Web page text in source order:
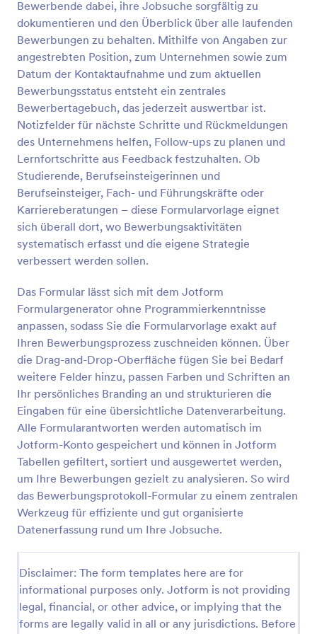
Bewerbende dabei, ihre Jobsuche sorgfältig zu
dokumentieren und den Überblick über alle laufenden
Bewerbungen zu behalten. Mithilfe von Angaben zur
angestrebten Position, zum Unternehmen sowie zum
Datum der Kontaktaufnahme und zum aktuellen
Bewerbungsstatus entsteht ein zentrales
Bewerbertagebuch, das jederzeit auswertbar ist.
Notizfelder für nächste Schritte und Rückmeldungen
des Unternehmens helfen, Follow-ups zu planen und
Lernfortschritte aus Feedback festzuhalten. Ob
Studierende, Berufseinsteigerinnen und
Berufseinsteiger, Fach- und Führungskräfte oder
Karriereberatungen – diese Formularvorlage eignet
sich überall dort, wo Bewerbungsaktivitäten
systematisch erfasst und die eigene Strategie
verbessert werden sollen.
Das Formular lässt sich mit dem Jotform
Formulargenerator ohne Programmierkenntnisse
anpassen, sodass Sie die Formularvorlage exakt auf
Ihren Bewerbungsprozess zuschneiden können. Über
die Drag-and-Drop-Oberfläche fügen Sie bei Bedarf
weitere Felder hinzu, passen Farben und Schriften an
Ihr persönliches Branding an und strukturieren die
Eingaben für eine übersichtliche Datenverarbeitung.
Alle Formularantworten werden automatisch im
Jotform-Konto gespeichert und können in Jotform
Tabellen gefiltert, sortiert und ausgewertet werden,
um Ihre Bewerbungen gezielt zu analysieren. So wird
das Bewerbungsprotokoll-Formular zu einem zentralen
Werkzeug für effiziente und gut organisierte
Datenerfassung rund um Ihre Jobsuche.
Disclaimer: The form templates here are for
informational purposes only. Jotform is not providing
legal, financial, or other advice, or implying that the
forms are legally valid in all or any jurisdictions. Before
Vorschau
Lebenslauf Sammelformular
Ein Lebenslauf-Sammelformular wird von
Personalvermittlern verwendet, um Informationen
von Stellenbewerbern zu sammeln. Wenn Sie ein
Personalvermittler sind, verwenden Sie eine
kostenlose Vorlage für ein Lebenslauf-
Sammelformular, um Lebensläufe online zu sammeln
und Ihren Arbeitsablauf effizienter zu gestalten!
Go to Category:
Jobbewerbungsformulare
Vorlage verwenden
Vorschau